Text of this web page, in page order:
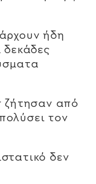
ήδη
δεκάδες
ζήτησαν από
τον
δεν